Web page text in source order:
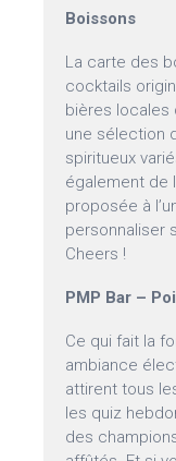
Boissons
La carte des
cocktails
bières locales
une sélection
spiritueux
également de
proposée à
personnaliser
Cheers !
PMP Bar –
Ce qui fait la
ambiance
attirent tous
les quiz
des